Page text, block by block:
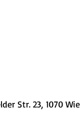
Str. 23, 1070